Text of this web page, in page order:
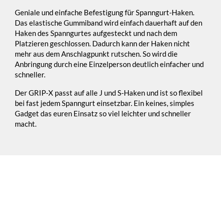
Geniale und einfache Befestigung für Spanngurt-Haken.
Das elastische Gummiband wird einfach dauerhaft auf den
Haken des Spanngurtes aufgesteckt und nach dem
Platzieren geschlossen. Dadurch kann der Haken nicht
mehr aus dem Anschlagpunkt rutschen. So wird die
Anbringung durch eine Einzelperson deutlich einfacher und
schneller.
Der GRIP-X passt auf alle J und S-Haken und ist so flexibel
bei fast jedem Spanngurt einsetzbar. Ein keines, simples
Gadget das euren Einsatz so viel leichter und schneller
macht.